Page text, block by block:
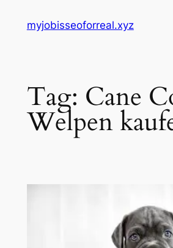
myjobisseoforreal.xyz
Tag: Cane
Welpen